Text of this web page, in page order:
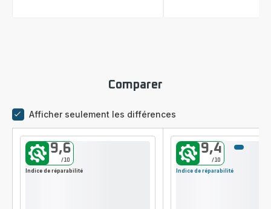
Comparer
Afficher seulement les différences
9,6
/10
Indice de réparabilité
9,4
/10
Indice de réparabilité